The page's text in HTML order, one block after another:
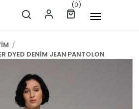
(0)
/
DYED DENİM JEAN PANTOLON